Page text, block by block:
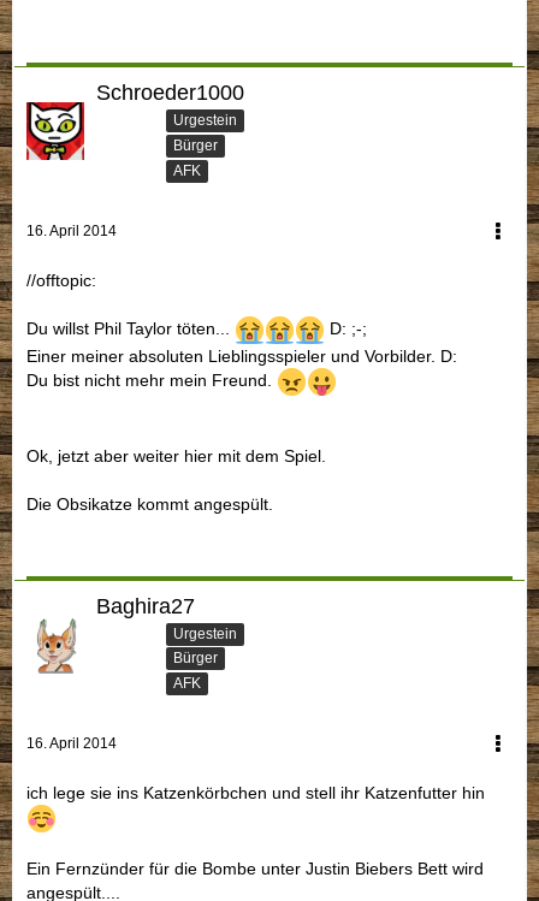
Schroeder1000
Urgestein
Bürger
AFK
16. April 2014
//offtopic:
Du willst Phil Taylor töten...
D: ;-;
Einer meiner absoluten Lieblingsspieler und Vorbilder. D:
Du bist nicht mehr mein Freund.
Ok, jetzt aber weiter hier mit dem Spiel.
Die Obsikatze kommt angespült.
Baghira27
Urgestein
Bürger
AFK
16. April 2014
ich lege sie ins Katzenkörbchen und stell ihr Katzenfutter hin
Ein Fernzünder für die Bombe unter Justin Biebers Bett wird
angespült....